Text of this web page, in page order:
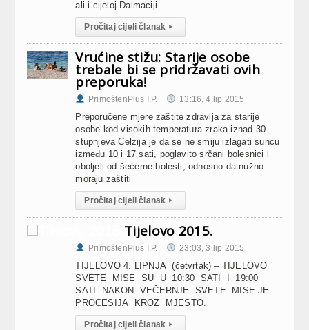
ali i cijeloj Dalmaciji.
Pročitaj cijeli članak ▸
Vrućine stižu: Starije osobe
trebale bi se pridržavati ovih
preporuka!
PrimoštenPlus I.P. 13:16, 4.lip 2015
Preporučene mjere zaštite zdravlja za starije
osobe kod visokih temperatura zraka iznad 30
stupnjeva Celzija je da se ne smiju izlagati suncu
između 10 i 17 sati, poglavito srčani bolesnici i
oboljeli od šećerne bolesti, odnosno da nužno
moraju zaštiti
Pročitaj cijeli članak ▸
Tijelovo 2015.
PrimoštenPlus I.P. 23:03, 3.lip 2015
TIJELOVO 4. LIPNJA (četvrtak) – TIJELOVO
SVETE MISE SU U 10:30 SATI I 19:00
SATI. NAKON VEČERNJE SVETE MISE JE
PROCESIJA KROZ MJESTO.
Pročitaj cijeli članak ▸